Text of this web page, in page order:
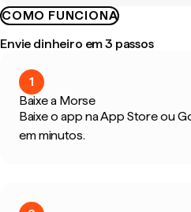
COMO FUNCIONA
Envie dinheiro em 3 passos
1
Baixe a Morse
Baixe o app na App Store ou
em minutos.